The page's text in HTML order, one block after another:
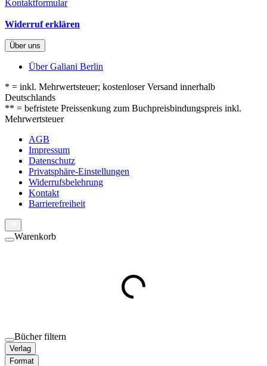
Kontaktformular
Widerruf erklären
Über uns
Über Galiani Berlin
* = inkl. Mehrwertsteuer; kostenloser Versand innerhalb
Deutschlands
** = befristete Preissenkung zum Buchpreisbindungspreis inkl.
Mehrwertsteuer
AGB
Impressum
Datenschutz
Privatsphäre-Einstellungen
Widerrufsbelehrung
Kontakt
Barrierefreiheit
Warenkorb
Bücher filtern
Verlag
Format